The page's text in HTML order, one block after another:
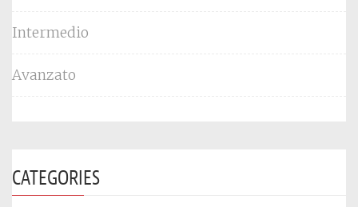
Intermedio
Avanzato
CATEGORIES